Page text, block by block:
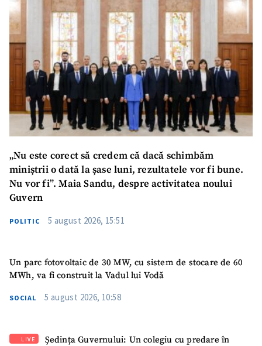
„Nu este corect să credem că dacă schimbăm
miniștrii o dată la șase luni, rezultatele vor fi bune.
Nu vor fi”. Maia Sandu, despre activitatea noului
Guvern
POLITIC 5 august 2026, 15:51
Un parc fotovoltaic de 30 MW, cu sistem de stocare de 60
MWh, va fi construit la Vadul lui Vodă
SOCIAL 5 august 2026, 10:58
LIVE
Ședința Guvernului: Un colegiu cu predare în
Email+ Emailul meu
Telefon
+ Telefon personal
acord cu politica de
confidențialitate .
TRIMITE ȘTIREA